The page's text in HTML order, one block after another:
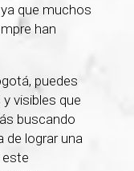
que muchos
han
puedes
visibles que
buscando
de lograr una
este